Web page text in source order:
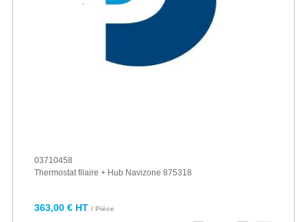
03710458
Thermostat filaire + Hub Navizone 875318
363,00 € HT / Pièce